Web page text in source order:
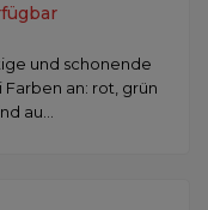
und schonende
an: rot, grün
au...